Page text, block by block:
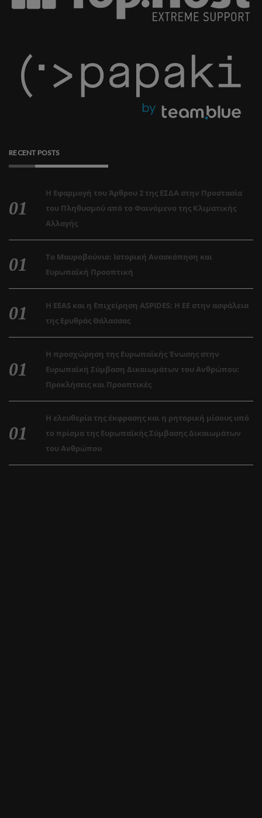
RECENT POSTS
Η Εφαρμογή του Άρθρου 2 της ΕΣΔΑ στην Προστασία
του Πληθυσμού από το Φαινόμενο της Κλιματικής
Αλλαγής
Το Μαυροβούνιο: Ιστορική Ανασκόπηση και
Ευρωπαϊκή Προοπτική
Η EEAS και η Επιχείρηση ASPIDES: Η ΕΕ στην ασφάλεια
της Ερυθράς Θάλασσας
Η προσχώρηση της Ευρωπαϊκής Ένωσης στην
Ευρωπαϊκή Σύμβαση Δικαιωμάτων του Ανθρώπου:
Προκλήσεις και Προοπτικές
Η ελευθερία της έκφρασης και η ρητορική μίσους υπό
το πρίσμα της Ευρωπαϊκής Σύμβασης Δικαιωμάτων
του Ανθρώπου